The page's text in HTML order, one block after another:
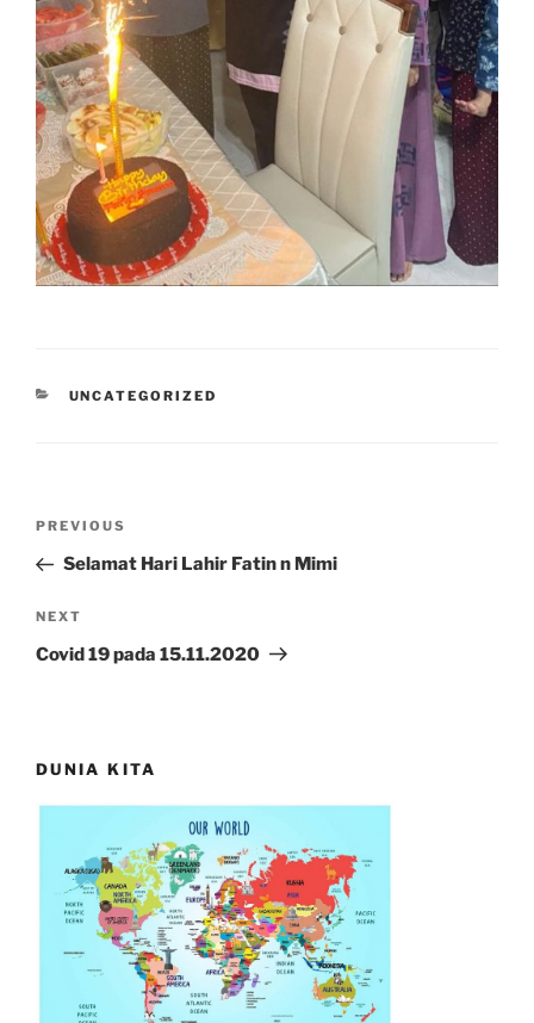
CATEGORIES
UNCATEGORIZED
Previous
Post
PREVIOUS
Selamat Hari Lahir Fatin n Mimi
Next
Post
NEXT
Covid 19 pada 15.11.2020
DUNIA KITA